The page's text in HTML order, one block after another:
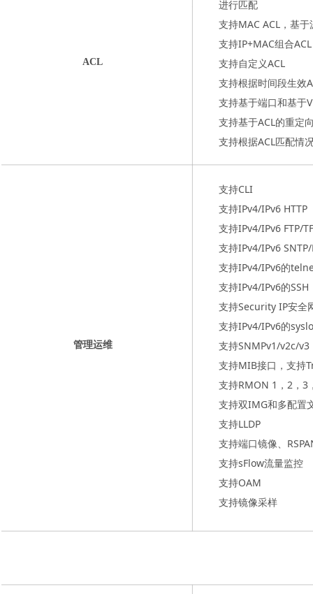
ACL
进行匹配
支持MAC ACL，基
支持IP+MAC组合ACL
支持自定义ACL
支持根据时间段生效
支持基于端口和基于
支持基于ACL的重定
支持根据ACL匹配情
管理运维
支持CLI
支持IPv4/IPv6 HTTP
支持IPv4/IPv6 FTP/
支持IPv4/IPv6
支持IPv4/IPv6的
支持IPv4/IPv6的SSH
支持Security IP安全
支持IPv4/IPv6的
支持SNMPv1/v2c/v3
支持MIB接口，支持
支持RMON 1，2，3
支持双IMG和多配置
支持LLDP
支持端口镜像、
支持sFlow流量监控
支持OAM
支持镜像采样